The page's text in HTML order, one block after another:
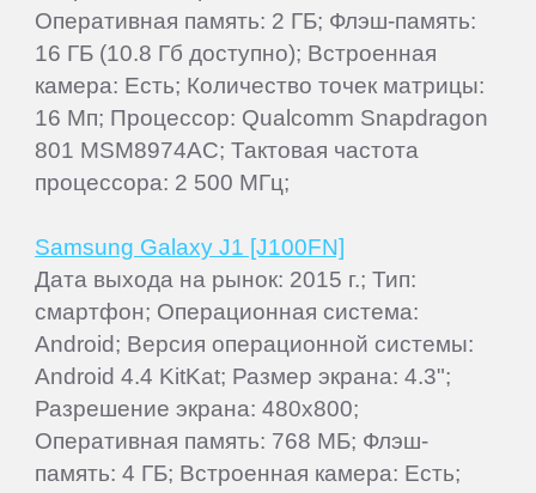
Оперативная память: 2 ГБ; Флэш-память:
16 ГБ (10.8 Гб доступно); Встроенная
камера: Есть; Количество точек матрицы:
16 Мп; Процессор: Qualcomm Snapdragon
801 MSM8974AC; Тактовая частота
процессора: 2 500 МГц;
Samsung Galaxy J1 [J100FN]
Дата выхода на рынок: 2015 г.; Тип:
смартфон; Операционная система:
Android; Версия операционной системы:
Android 4.4 KitKat; Размер экрана: 4.3";
Разрешение экрана: 480x800;
Оперативная память: 768 МБ; Флэш-
память: 4 ГБ; Встроенная камера: Есть;